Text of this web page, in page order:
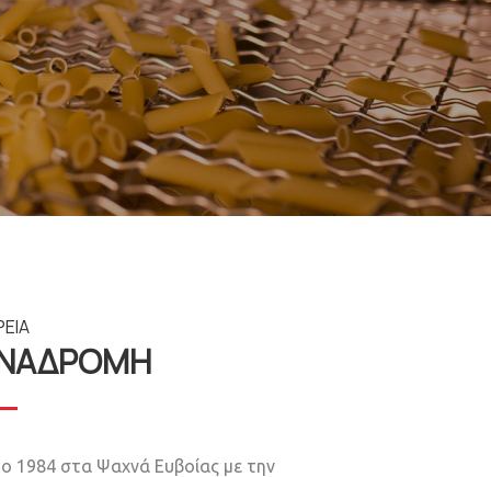
1984 στα Ψαχνά Ευβοίας με την